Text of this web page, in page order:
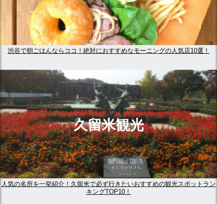
渋谷で朝ごはんならココ！絶対におすすめなモーニングの人気店10選！
久留米観光
人気の名所を一挙紹介！久留米で必ず行きたいおすすめの観光スポットラン
キングTOP10！